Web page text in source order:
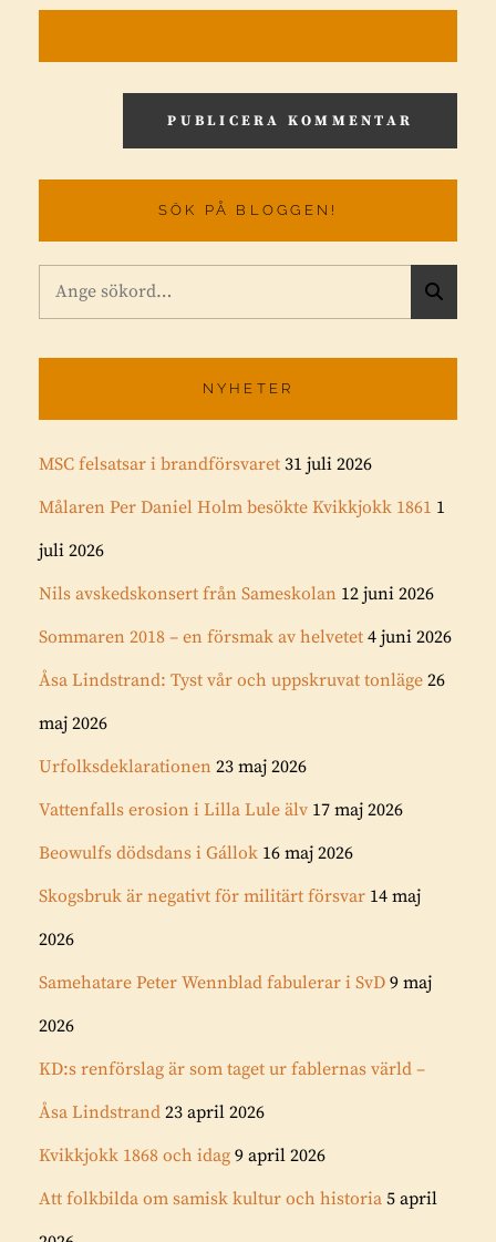
SÖK PÅ BLOGGEN!
efter:
NYHETER
MSC felsatsar i brandförsvaret 31 juli 2026
Målaren Per Daniel Holm besökte Kvikkjokk 1861 1
juli 2026
Nils avskedskonsert från Sameskolan 12 juni 2026
Sommaren 2018 – en försmak av helvetet 4 juni 2026
Åsa Lindstrand: Tyst vår och uppskruvat tonläge 26
maj 2026
Urfolksdeklarationen 23 maj 2026
Vattenfalls erosion i Lilla Lule älv 17 maj 2026
Beowulfs dödsdans i Gállok 16 maj 2026
Skogsbruk är negativt för militärt försvar 14 maj
2026
Samehatare Peter Wennblad fabulerar i SvD 9 maj
2026
KD:s renförslag är som taget ur fablernas värld –
Åsa Lindstrand 23 april 2026
Kvikkjokk 1868 och idag 9 april 2026
Att folkbilda om samisk kultur och historia 5 april